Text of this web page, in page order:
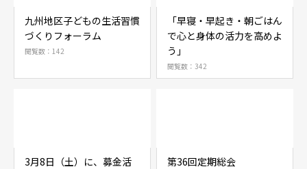
九州地区子どもの生活習慣
づくりフォーラム
閲覧数：142
「早寝・早起き・朝ごはん
で心と身体の活力を高めよ
う」
閲覧数：342
3月8日（土）に、募金活
第36回定期総会